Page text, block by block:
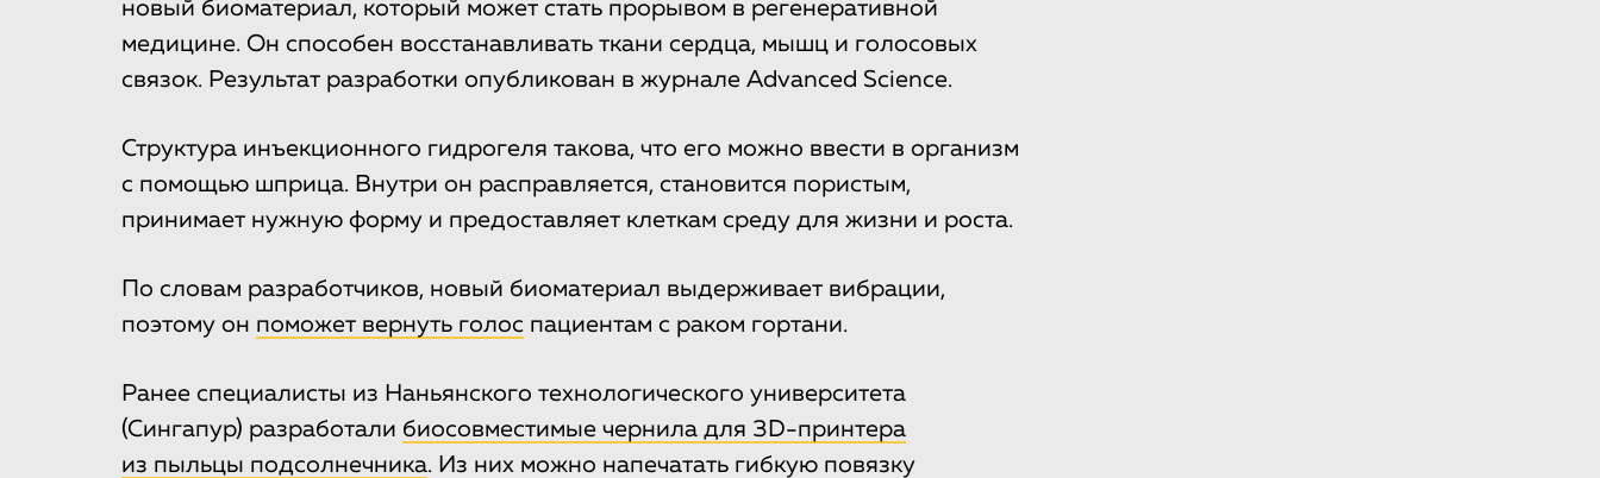
новый биоматериал, который может стать прорывом в регенеративной
медицине. Он способен восстанавливать ткани сердца, мышц и голосовых
связок. Результат разработки опубликован в журнале Advanced Science.
Структура инъекционного гидрогеля такова, что его можно ввести в организм
с помощью шприца. Внутри он расправляется, становится пористым,
принимает нужную форму и предоставляет клеткам среду для жизни и роста.
По словам разработчиков, новый биоматериал выдерживает вибрации,
поэтому он поможет вернуть голос пациентам с раком гортани.
Ранее специалисты из Наньянского технологического университета
(Сингапур) разработали биосовместимые чернила для 3D-принтера
из пыльцы подсолнечника. Из них можно напечатать гибкую повязку